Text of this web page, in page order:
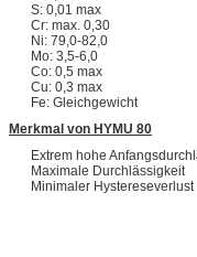
S: 0,01 max
Cr: max. 0,30
Ni: 79,0-82,0
Mo: 3,5-6,0
Co: 0,5 max
Cu: 0,3 max
Fe: Gleichgewicht
Merkmal von HYMU 80
Extrem hohe
Maximale Durchlässigkeit
Minimaler Hystereseverlust